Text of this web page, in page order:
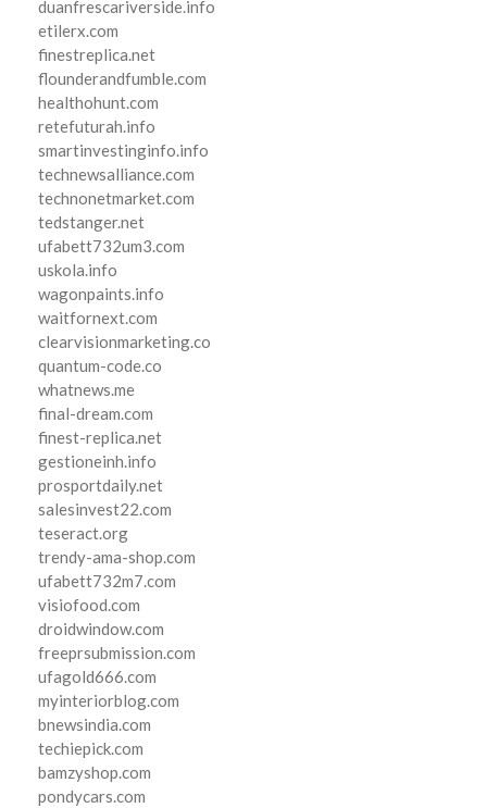
duanfrescariverside.info
etilerx.com
finestreplica.net
flounderandfumble.com
healthohunt.com
retefuturah.info
smartinvestinginfo.info
technewsalliance.com
technonetmarket.com
tedstanger.net
ufabett732um3.com
uskola.info
wagonpaints.info
waitfornext.com
clearvisionmarketing.co
quantum-code.co
whatnews.me
final-dream.com
finest-replica.net
gestioneinh.info
prosportdaily.net
salesinvest22.com
teseract.org
trendy-ama-shop.com
ufabett732m7.com
visiofood.com
droidwindow.com
freeprsubmission.com
ufagold666.com
myinteriorblog.com
bnewsindia.com
techiepick.com
bamzyshop.com
pondycars.com